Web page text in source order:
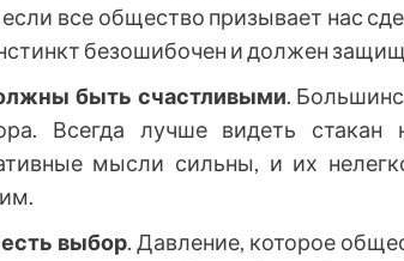
все общество призывает нас
безошибочен и должен
быть счастливыми.
Всегда лучше видеть стакан
мысли сильны, и их
выбор. Давление, которое